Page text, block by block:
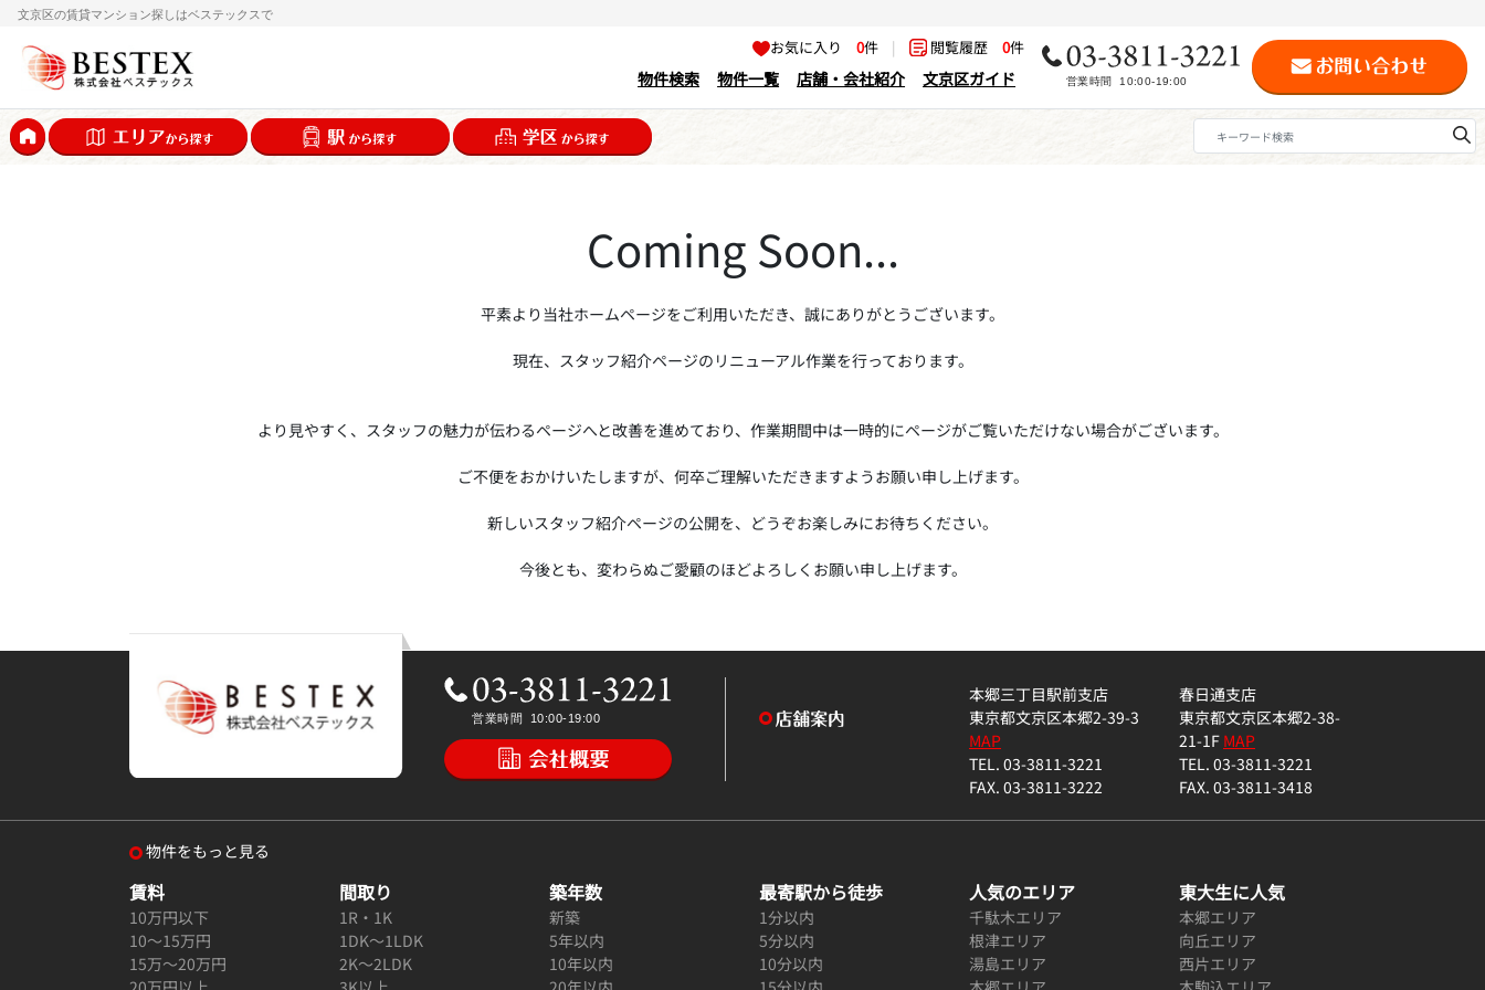
文京区の賃貸マンション探しはベステックスで
お気に入り0件 | 閲覧履歴0件
物件検索 物件一覧 店舗・会社紹介 文京区ガイド
Coming Soon...
平素より当社ホームページをご利用いただき、誠にありがとうございます。
現在、スタッフ紹介ページのリニューアル作業を行っております。
より見やすく、スタッフの魅力が伝わるページへと改善を進めており、作業期間中は一時的にページがご覧いただけない場合がございます。
ご不便をおかけいたしますが、何卒ご理解いただきますようお願い申し上げます。
新しいスタッフ紹介ページの公開を、どうぞお楽しみにお待ちください。
今後とも、変わらぬご愛顧のほどよろしくお願い申し上げます。
本郷三丁目駅前支店
東京都文京区本郷2-39-3
MAP
TEL. 03-3811-3221
FAX. 03-3811-3222
春日通支店
東京都文京区本郷2-38-
21-1FMAP
TEL. 03-3811-3221
FAX. 03-3811-3418
物件をもっと見る
賃料
10万円以下
10～15万円
15万～20万円
間取り
1R・1K
1DK～1LDK
2K～2LDK
築年数
新築
5年以内
10年以内
最寄駅から徒歩
1分以内
5分以内
10分以内
人気のエリア
千駄木エリア
根津エリア
湯島エリア
東大生に人気
本郷エリア
向丘エリア
西片エリア